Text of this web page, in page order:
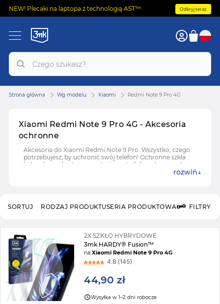
NEW! Plecaki na laptopa z technologią AST™ Odkryj teraz
Xiaomi Redmi Note 9 Pro 4G - Akcesoria
ochronne
Akcesoria do Xiaomi Redmi Note 9 Pro. Wszystko, czego
potrzebujesz, by uchronić swój telefon! Ochronne szkła
hybrydowe i hartowane, etui i case'y, folie ochronne do
rozwiń
Strona główna Wg modelu Xiaomi Redmi Note 9 Pro 4G
RODZAJ PRODUKTUSERIA PRODUKTOWA FILTRY
SORTUJ
2X SZKŁO HYBRYDOWE
3mk HARDY® Fusion™
naXiaomi Redmi Note 9 Pro 4G
4.8 (145)
44,90 zł
Wysyłka w 1–2 dni robocze